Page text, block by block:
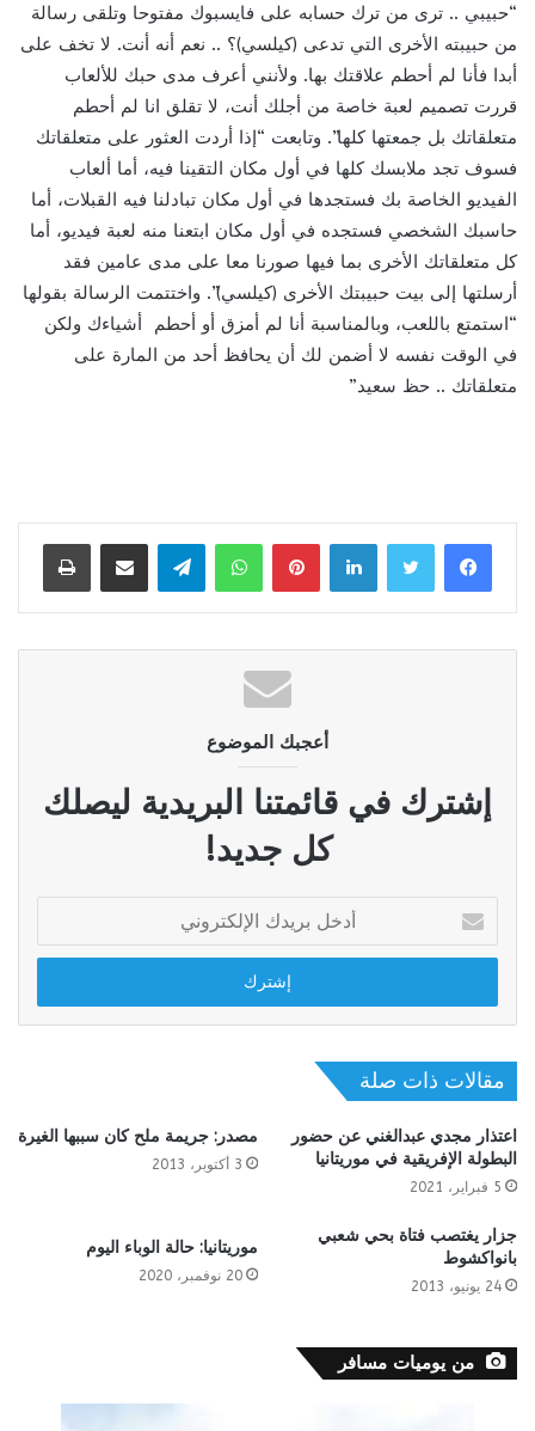
“حبيبي .. ترى من ترك حسابه على فايسبوك مفتوحا وتلقى رسالة
من حبيبته الأخرى التي تدعى (كيلسي)؟ .. نعم أنه أنت. لا تخف على
أبدا فأنا لم أحطم علاقتك بها. ولأنني أعرف مدى حبك للألعاب
قررت تصميم لعبة خاصة من أجلك أنت، لا تقلق انا لم أحطم
متعلقاتك بل جمعتها كلها”. وتابعت “إذا أردت العثور على متعلقاتك
فسوف تجد ملابسك كلها في أول مكان التقينا فيه، أما ألعاب
الفيديو الخاصة بك فستجدها في أول مكان تبادلنا فيه القبلات، أما
حاسبك الشخصي فستجده في أول مكان ابتعنا منه لعبة فيديو، أما
كل متعلقاتك الأخرى بما فيها صورنا معا على مدى عامين فقد
أرسلتها إلى بيت حبيبتك الأخرى (كيلسي)”. واختتمت الرسالة بقولها
“استمتع باللعب، وبالمناسبة أنا لم أمزق أو أحطم أشياءك ولكن
في الوقت نفسه لا أضمن لك أن يحافظ أحد من المارة على
متعلقاتك .. حظ سعيد”
لينكدإن بينتيريستواتساب تيلقرام مشاركة عبر البريد طباعة
أعجبك الموضوع
إشترك في قائمتنا البريدية ليصلك
كل جديد!
بريدك
الإلكتروني
مقالات ذات صلة
اعتذار مجدي عبدالغني عن حضور
البطولة الإفريقية في موريتانيا
5 فبراير، 2021
مصدر: جريمة ملح كان سببها الغيرة
3 أكتوبر، 2013
جزار يغتصب فتاة بحي شعبي
بانواكشوط
24 يونيو، 2013
موريتانيا: حالة الوباء اليوم
20 نوفمبر، 2020
من يوميات مسافر